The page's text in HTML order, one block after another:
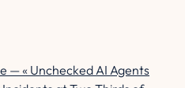
— « Unchecked AI Agents